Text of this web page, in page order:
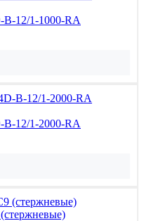
12/1-1000-RA
12/1-2000-RA